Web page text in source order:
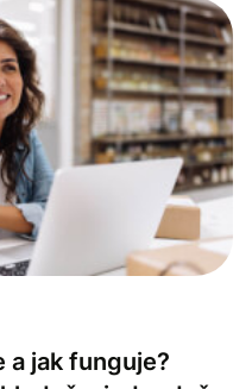
a jak funguje?